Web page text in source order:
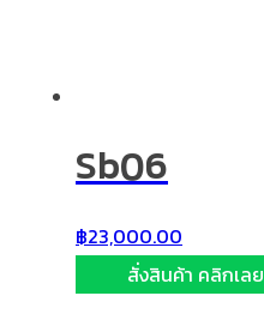
Sb06
฿23,000.00
สั่งสินค้า คลิกเลย